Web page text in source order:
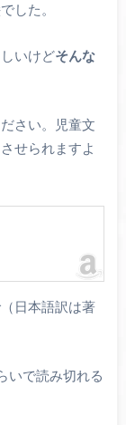
した。
いけどそんな
さい。児童文
せられますよ
日本語訳は著
いで読み切れる